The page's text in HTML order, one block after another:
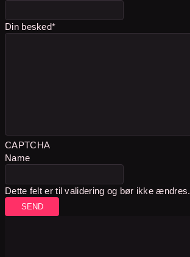
Din besked*
CAPTCHA
Name
Dette felt er til validering og bør ikke ændres.